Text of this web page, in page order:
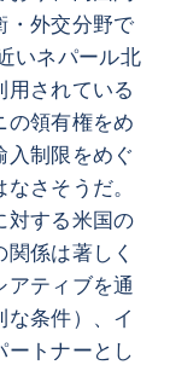
・外交分野で
いネパール北
用されている
の領有権をめ
入制限をめぐ
さそうだ。
対する米国の
係は著しく
アティブを通
な条件）、イ
ートナーとし